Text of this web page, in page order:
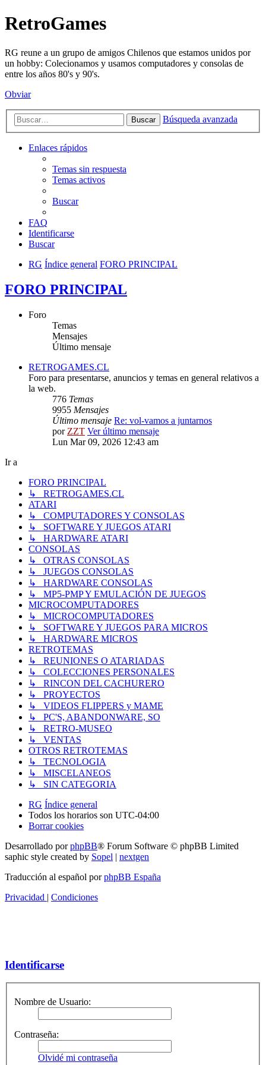
RetroGames
RG reune a un grupo de amigos Chilenos que estamos unidos por
un hobby: Colecionamos y usamos computadores y consolas de
entre los años 80's y 90's.
Obviar
Buscar Búsqueda avanzada
Enlaces rápidos
Temas sin respuesta
Temas activos
Buscar
FAQ
Identificarse
Buscar
RG Índice general FORO PRINCIPAL
FORO PRINCIPAL
Foro
Temas
Mensajes
Último mensaje
RETROGAMES.CL
Foro para presentarse, anuncios y temas en general relativos a
la web.
776 Temas
9955 Mensajes
Último mensaje Re: vol-vamos a juntarnos
por ZZT Ver último mensaje
Lun Mar 09, 2026 12:43 am
Ir a
FORO PRINCIPAL
↳ RETROGAMES.CL
ATARI
↳ COMPUTADORES Y CONSOLAS
↳ SOFTWARE Y JUEGOS ATARI
↳ HARDWARE ATARI
CONSOLAS
↳ OTRAS CONSOLAS
↳ JUEGOS CONSOLAS
↳ HARDWARE CONSOLAS
↳ MP5-PMP Y EMULACIÓN DE JUEGOS
MICROCOMPUTADORES
↳ MICROCOMPUTADORES
↳ SOFTWARE Y JUEGOS PARA MICROS
↳ HARDWARE MICROS
RETROTEMAS
↳ REUNIONES O ATARIADAS
↳ COLECCIONES PERSONALES
↳ RINCON DEL CACHURERO
↳ PROYECTOS
↳ VIDEOS FLIPPERS y MAME
↳ PC'S, ABANDONWARE, SO
↳ RETRO-MUSEO
↳ VENTAS
OTROS RETROTEMAS
↳ TECNOLOGIA
↳ MISCELANEOS
↳ SIN CATEGORIA
RG Índice general
Todos los horarios son UTC-04:00
Borrar cookies
Desarrollado porphpBB® Forum Software © phpBB Limited
saphic style created by Sopel | nextgen
Traducción al español porphpBB España
Privacidad | Condiciones
Identificarse
Nombre de Usuario:
Contraseña:
Olvidé mi contraseña